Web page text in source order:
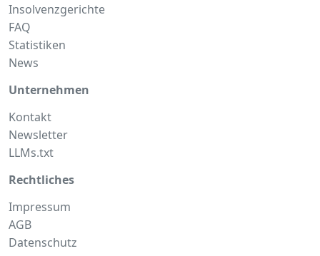
Insolvenzgerichte
FAQ
Statistiken
News
Unternehmen
Kontakt
Newsletter
LLMs.txt
Rechtliches
Impressum
AGB
Datenschutz